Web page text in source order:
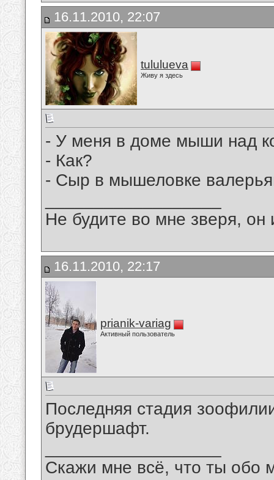
16.11.2010, 22:07
tululueva
Живу я здесь
- У меня в доме мыши над
- Как?
- Сыр в мышеловке
Не будите во мне зверя, он
16.11.2010, 22:17
prianik-variag
Активный пользователь
Последняя стадия
брудершафт.
Скажи мне всё, что ты обо